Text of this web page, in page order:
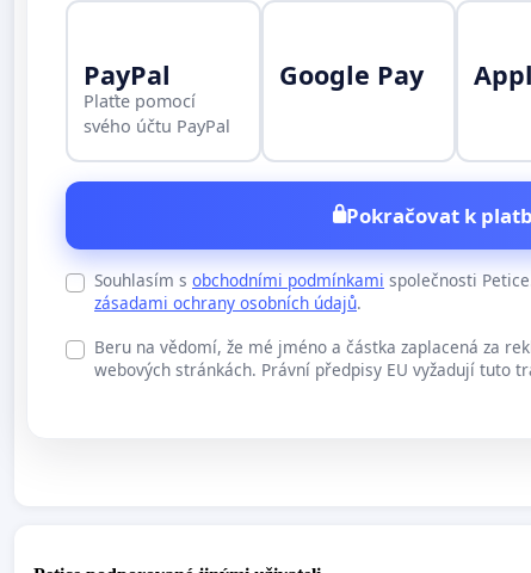
PayPal
Plaťte pomocí
svého účtu PayPal
Google Pay
Pokračovat k
Souhlasím s obchodními podmínkami společnosti
zásadami ochrany osobních údajů.
Beru na vědomí, že mé jméno a částka zaplacená za
webových stránkách. Právní předpisy EU vyžadují tuto